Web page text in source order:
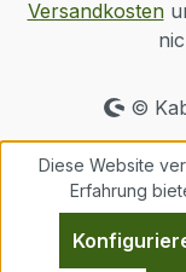
einsetzen,
Abläufe
120x120
Versandkosten
©
Diese Website
Erfahrung